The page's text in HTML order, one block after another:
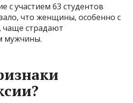
с участием 63 студентов
что женщины, особенно с
чаще страдают
мужчины.